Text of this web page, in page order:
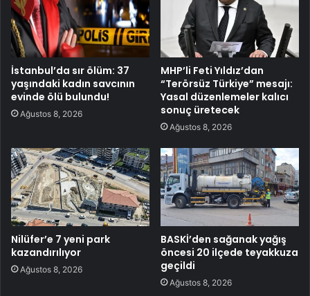
İstanbul’da sır ölüm: 37
yaşındaki kadın savcının
evinde ölü bulundu!
Ağustos 8, 2026
MHP’li Feti Yıldız’dan
“Terörsüz Türkiye” mesajı:
Yasal düzenlemeler kalıcı
sonuç üretecek
Ağustos 8, 2026
Nilüfer’e 7 yeni park
kazandırılıyor
Ağustos 8, 2026
BASKİ’den sağanak yağış
öncesi 20 ilçede teyakkuza
geçildi
Ağustos 8, 2026